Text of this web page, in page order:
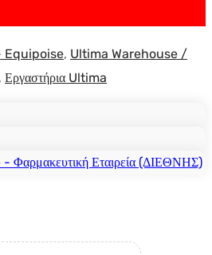
Equipoise, Ultima Warehouse /
, Εργαστήρια Ultima
Εταιρεία (ΔΙΕΘΝΗΣ)